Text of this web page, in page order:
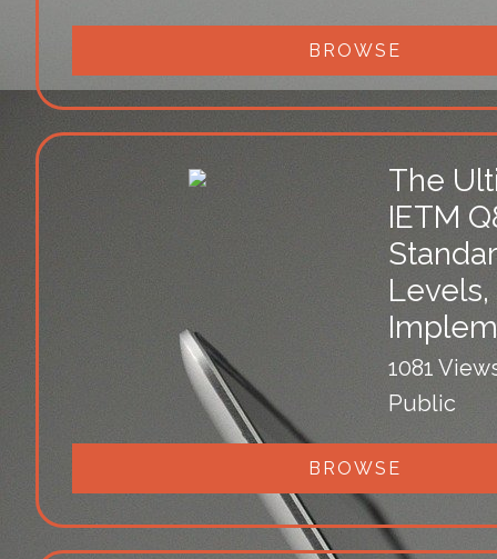
BROWSE
The
IETM
1081
Public
BROWSE